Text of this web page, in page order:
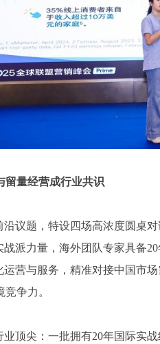
留量经营成行业共识
议题，特设四场高浓度圆桌
派力量，海外团队专家具备
营与服务，精准对接中国市
竞争力。
顶尖：一批拥有20年国际实